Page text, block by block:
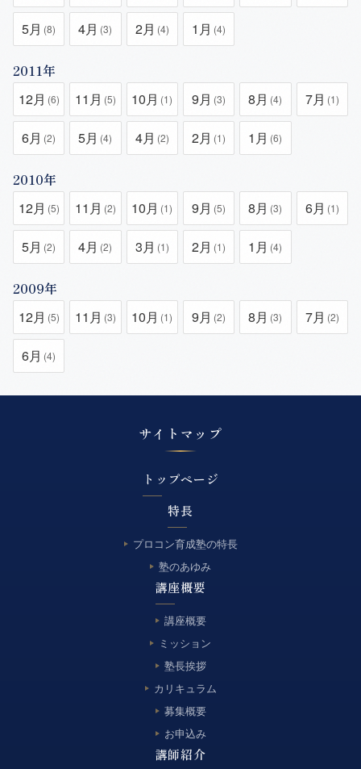
5月 (8) 4月 (3) 2月 (4) 1月 (4)
2011年
12月 (6) 11月 (5) 10月 (1) 9月 (3) 8月 (4) 7月 (1)
6月 (2) 5月 (4) 4月 (2) 2月 (1) 1月 (6)
2010年
12月 (5) 11月 (2) 10月 (1) 9月 (5) 8月 (3) 6月 (1)
5月 (2) 4月 (2) 3月 (1) 2月 (1) 1月 (4)
2009年
12月 (5) 11月 (3) 10月 (1) 9月 (2) 8月 (3) 7月 (2)
6月 (4)
サイトマップ
トップページ
特長
プロコン育成塾の特長
塾のあゆみ
講座概要
講座概要
ミッション
塾長挨拶
カリキュラム
募集概要
お申込み
講師紹介